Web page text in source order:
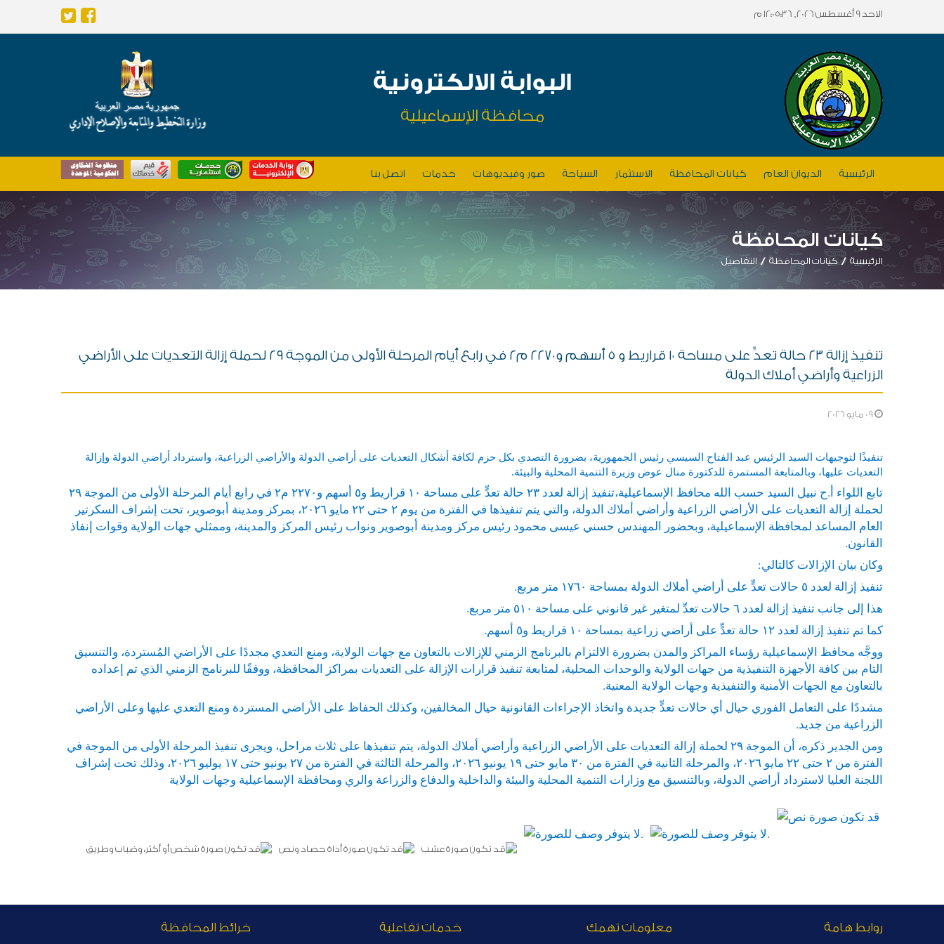
الاحد 9 أغسطس 2026, 12:05:36 م
البوابة الالكترونية
محافظة الإسماعيلية
الرئيسية الديوان العام كيانات المحافظة الاستثمار السياحة صور وفيديوهات خدمات اتصل بنا
كيانات المحافظة
الرئيسية كيانات المحافظة التفاصيل
تنفيذ إزالة ٢٣ حالة تعدٍّ على مساحة ١٠ قراريط و ٥ أسهم و٢٢٧٠ م٢ في رابع أيام المرحلة الأولى من الموجة ٢٩ لحملة إزالة التعديات على الأراضي
الزراعية وأراضي أملاك الدولة
تنفيذًا لتوجيهات السيد الرئيس عبد الفتاح السيسي رئيس الجمهورية، بضرورة التصدي بكل حزم لكافة أشكال التعديات على أراضي الدولة والأراضي الزراعية، واسترداد أراضي الدولة وإزالة
التعديات عليها، وبالمتابعة المستمرة للدكتورة منال عوض وزيرة التنمية المحلية والبيئة.
تابع اللواء أ.ح نبيل السيد حسب الله محافظ الإسماعيلية،تنفيذ إزالة لعدد ٢٣ حالة تعدٍّ على مساحة ١٠ قراريط و٥ أسهم و٢٢٧٠ م٢ في رابع أيام المرحلة الأولى من الموجة ٢٩
لحملة إزالة التعديات على الأراضي الزراعية وأراضي أملاك الدولة، والتي يتم تنفيذها في الفترة من يوم ٢ حتى ٢٢ مايو ٢٠٢٦، بمركز ومدينة أبوصوير، تحت إشراف السكرتير
العام المساعد لمحافظة الإسماعيلية، وبحضور المهندس حسني عيسى محمود رئيس مركز ومدينة أبوصوير ونواب رئيس المركز والمدينة، وممثلي جهات الولاية وقوات إنفاذ
القانون.
وكان بيان الإزالات كالتالي:
تنفيذ إزالة لعدد ٥ حالات تعدٍّ على أراضي أملاك الدولة بمساحة ١٧٦٠ متر مربع.
هذا إلى جانب تنفيذ إزالة لعدد ٦ حالات تعدِّ لمتغير غير قانوني على مساحة ٥١٠ متر مربع.
كما تم تنفيذ إزالة لعدد ١٢ حالة تعدٍّ على أراضي زراعية بمساحة ١٠ قراريط و٥ أسهم.
ووجَّه محافظ الإسماعيلية رؤساء المراكز والمدن بضرورة الالتزام بالبرنامج الزمني للإزالات بالتعاون مع جهات الولاية، ومنع التعدي مجددًا على الأراضي المُستردة، والتنسيق
التام بين كافة الأجهزة التنفيذية من جهات الولاية والوحدات المحلية، لمتابعة تنفيذ قرارات الإزالة على التعديات بمراكز المحافظة، ووفقًا للبرنامج الزمني الذي تم إعداده
بالتعاون مع الجهات الأمنية والتنفيذية وجهات الولاية المعنية.
مشددًا على التعامل الفوري حيال أي حالات تعدٍّ جديدة واتخاذ الإجراءات القانونية حيال المخالفين، وكذلك الحفاظ على الأراضي المستردة ومنع التعدي عليها وعلى الأراضي
الزراعية من جديد.
ومن الجدير ذكره، أن الموجة ٢٩ لحملة إزالة التعديات على الأراضي الزراعية وأراضي أملاك الدولة، يتم تنفيذها على ثلاث مراحل، ويجرى تنفيذ المرحلة الأولى من الموجة في
الفترة من ٢ حتى ٢٢ مايو ٢٠٢٦، والمرحلة الثانية في الفترة من ٣٠ مايو حتى ١٩ يونيو ٢٠٢٦، والمرحلة الثالثة في الفترة من ٢٧ يونيو حتى ١٧ يوليو ٢٠٢٦، وذلك تحت إشراف
اللجنة العليا لاسترداد أراضي الدولة، وبالتنسيق مع وزارات التنمية المحلية والبيئة والداخلية والدفاع والزراعة والري ومحافظة الإسماعيلية وجهات الولاية
روابط هامة معلومات تهمك خدمات تفاعلية خرائط المحافظة